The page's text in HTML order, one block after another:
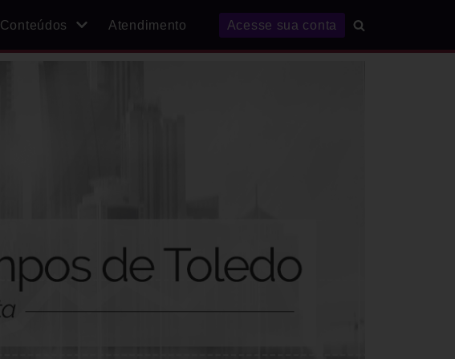
Conteúdos Atendimento Acesse sua conta